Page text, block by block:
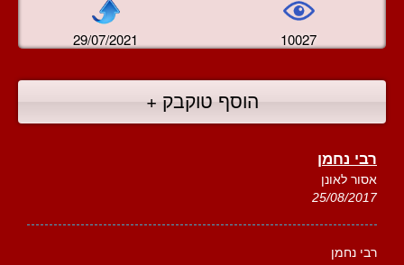
29/07/2021 10027
הוסף טוקבק +
רבי נחמן
אסור לאונן
25/08/2017
רבי נחמן